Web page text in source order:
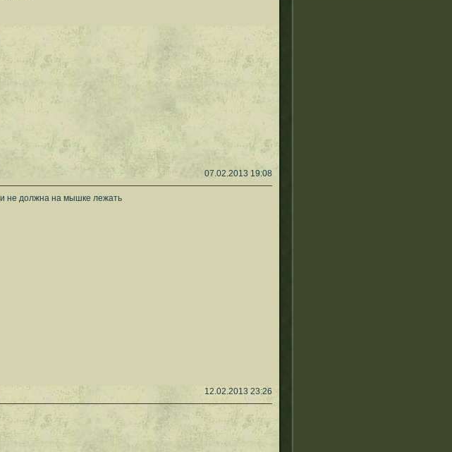
07.02.2013 19:08
не должна на мышке лежать
12.02.2013 23:26